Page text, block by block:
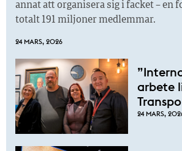
annat att organisera sig i facket – en
totalt 191 miljoner medlemmar.
24 MARS, 2026
arbete
24 MARS,